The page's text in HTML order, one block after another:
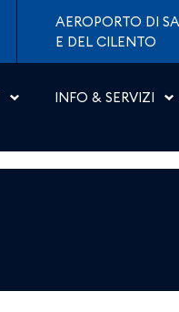
AEROPORTO DI
E DEL CILENTO
INFO & SERVIZI